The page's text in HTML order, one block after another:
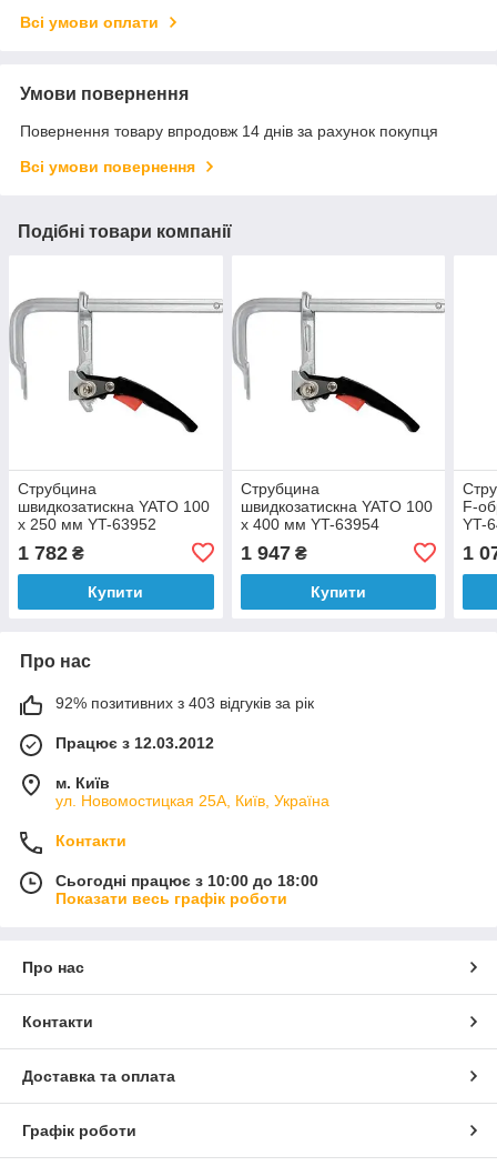
Всі умови оплати
Умови повернення
Повернення товару впродовж 14 днів за рахунок покупця
Всі умови повернення
Подібні товари компанії
Струбцина
швидкозатискна YATO 100
x 250 мм YT-63952
1 782 ₴
Купити
Струбцина
швидкозатискна YATO 100
x 400 мм YT-63954
1 947₴
Купити
F-
YT-
1
Про нас
92% позитивних з 403 відгуків за рік
Працює з 12.03.2012
м. Київ
ул. Новомостицкая 25А, Київ, Україна
Контакти
Сьогодні працює з 10:00 до 18:00
Показати весь графік роботи
Про нас
Контакти
Доставка та оплата
Графік роботи